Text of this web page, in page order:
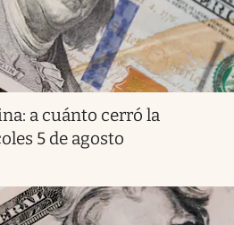
a cuánto cerró la
5 de agosto